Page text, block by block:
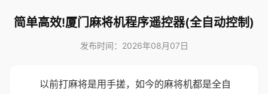
简单高效!厦门麻将机程序遥控器(全自动控制)
发布时间：2026年08月07日
以前打麻将是用手搓，如今的麻将机都是全自